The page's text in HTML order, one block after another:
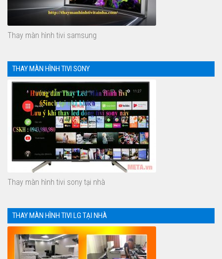
Thay màn hình tivi samsung
THAY MÀN HÌNH TIVI SONY
Thay màn hình tivi sony tại nhà
THAY MÀN HÌNH TIVI LG TẠI NHÀ